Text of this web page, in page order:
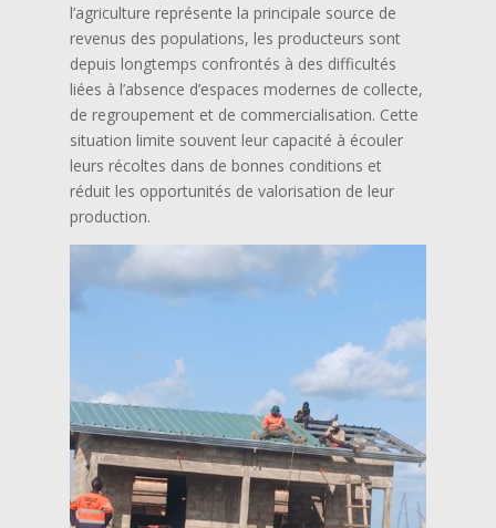
l’agriculture représente la principale source de
revenus des populations, les producteurs sont
depuis longtemps confrontés à des difficultés
liées à l’absence d’espaces modernes de collecte,
de regroupement et de commercialisation. Cette
situation limite souvent leur capacité à écouler
leurs récoltes dans de bonnes conditions et
réduit les opportunités de valorisation de leur
production.